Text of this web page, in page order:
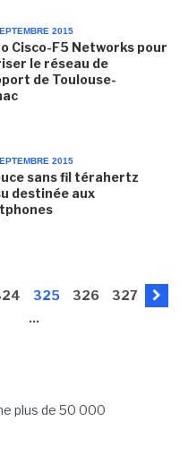
2015
Cisco-F5 Networks pour
le réseau de
de Toulouse-
2015
sans fil térahertz
destinée aux
325 326
327
...
plus de 50 000